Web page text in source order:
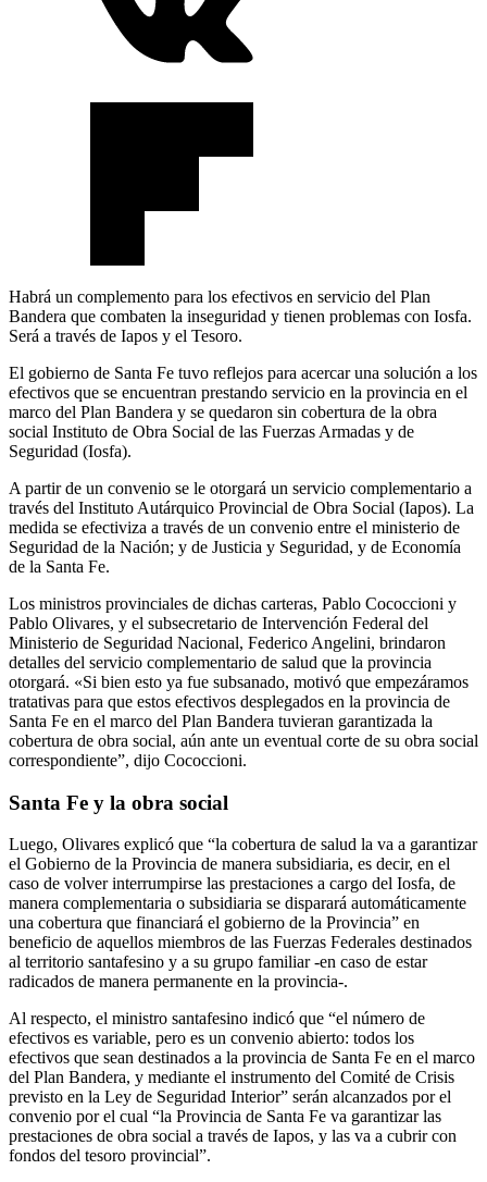
Habrá un complemento para los efectivos en servicio del Plan
Bandera que combaten la inseguridad y tienen problemas con Iosfa.
Será a través de Iapos y el Tesoro.
El gobierno de Santa Fe tuvo reflejos para acercar una solución a los
efectivos que se encuentran prestando servicio en la provincia en el
marco del Plan Bandera y se quedaron sin cobertura de la obra
social Instituto de Obra Social de las Fuerzas Armadas y de
Seguridad (Iosfa).
A partir de un convenio se le otorgará un servicio complementario a
través del Instituto Autárquico Provincial de Obra Social (Iapos). La
medida se efectiviza a través de un convenio entre el ministerio de
Seguridad de la Nación; y de Justicia y Seguridad, y de Economía
de la Santa Fe.
Los ministros provinciales de dichas carteras, Pablo Cococcioni y
Pablo Olivares, y el subsecretario de Intervención Federal del
Ministerio de Seguridad Nacional, Federico Angelini, brindaron
detalles del servicio complementario de salud que la provincia
otorgará. «Si bien esto ya fue subsanado, motivó que empezáramos
tratativas para que estos efectivos desplegados en la provincia de
Santa Fe en el marco del Plan Bandera tuvieran garantizada la
cobertura de obra social, aún ante un eventual corte de su obra social
correspondiente”, dijo Cococcioni.
Santa Fe y la obra social
Luego, Olivares explicó que “la cobertura de salud la va a garantizar
el Gobierno de la Provincia de manera subsidiaria, es decir, en el
caso de volver interrumpirse las prestaciones a cargo del Iosfa, de
manera complementaria o subsidiaria se disparará automáticamente
una cobertura que financiará el gobierno de la Provincia” en
beneficio de aquellos miembros de las Fuerzas Federales destinados
al territorio santafesino y a su grupo familiar -en caso de estar
radicados de manera permanente en la provincia-.
Al respecto, el ministro santafesino indicó que “el número de
efectivos es variable, pero es un convenio abierto: todos los
efectivos que sean destinados a la provincia de Santa Fe en el marco
del Plan Bandera, y mediante el instrumento del Comité de Crisis
previsto en la Ley de Seguridad Interior” serán alcanzados por el
convenio por el cual “la Provincia de Santa Fe va garantizar las
prestaciones de obra social a través de Iapos, y las va a cubrir con
fondos del tesoro provincial”.